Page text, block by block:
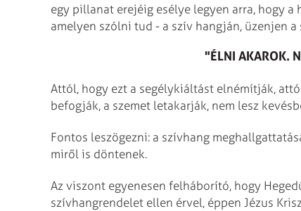
egy pillanat erejéig esélye legyen arra, hogy a
amelyen szólni tud - a szív hangján, üzenjen
"ÉLNI AKAROK.
Attól, hogy ezt a segélykiáltást elnémítják,
befogják, a szemet letakarják, nem lesz
Fontos leszögezni: a szívhang
miről is döntenek.
Az viszont egyenesen felháborító, hogy
szívhangrendelet ellen érvel, éppen Jézus